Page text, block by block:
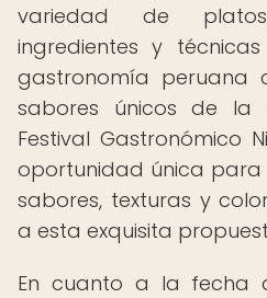
variedad de
ingredientes y
gastronomía peruana
sabores únicos de la
Festival Gastronómico
oportunidad única para
sabores, texturas y
a esta exquisita
En cuanto a la fecha